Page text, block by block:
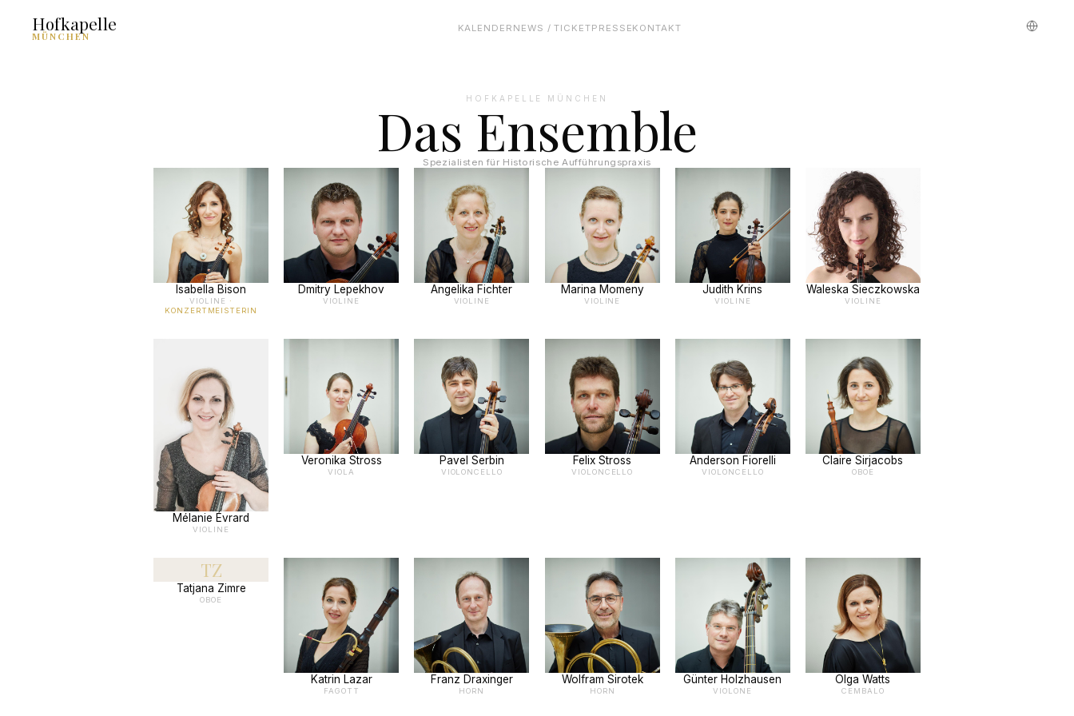
Hofkapelle
MÜNCHEN
KALENDER NEWS / TICKETPRESSEKONTAKT
HOFKAPELLE MÜNCHEN
Das Ensemble
Spezialisten für Historische Aufführungspraxis
Isabella Bison
VIOLINE
·
KONZERTMEISTERIN
Dmitry Lepekhov
VIOLINE
Angelika Fichter
VIOLINE
Marina Momeny
VIOLINE
Judith Krins
VIOLINE
Waleska Sieczkowska
VIOLINE
Mélanie Évrard
VIOLINE
Veronika Stross
VIOLA
Pavel Serbin
VIOLONCELLO
Felix Stross
VIOLONCELLO
Anderson Fiorelli
VIOLONCELLO
Claire Sirjacobs
OBOE
TZ
Tatjana Zimre
OBOE
Katrin Lazar
FAGOTT
Franz Draxinger
HORN
Wolfram Sirotek
HORN
Günter Holzhausen
VIOLONE
Olga Watts
CEMBALO